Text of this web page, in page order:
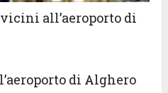
all’aeroporto di
di Alghero